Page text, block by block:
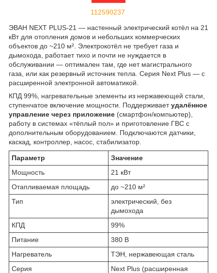
112590237
ЭВАН NEXT PLUS-21 — настенный электрический котёл на 21
кВт для отопления домов и небольших коммерческих
объектов до ~210 м². Электрокотёл не требует газа и
дымохода, работает тихо и почти не нуждается в
обслуживании — оптимален там, где нет магистрального
газа, или как резервный источник тепла. Серия Next Plus — с
расширенной электронной автоматикой.
КПД 99%, нагревательные элементы из нержавеющей стали,
ступенчатое включение мощности. Поддерживаетудалённое
управление через приложение (смартфон/компьютер),
работу в системах «тёплый пол» и приготовление ГВС с
дополнительным оборудованием. Подключаются датчики,
каскад, контроллер, насос, стабилизатор.
Параметр
Значение
Мощность
21 кВт
Отапливаемая площадь
до ~210 м²
Тип
электрический, без
дымохода
КПД
99%
Питание
380 В
Нагреватель
ТЭН, нержавеющая сталь
Серия
Next Plus (расширенная